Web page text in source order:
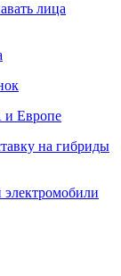
лица
и Европе
на гибриды
электромобили